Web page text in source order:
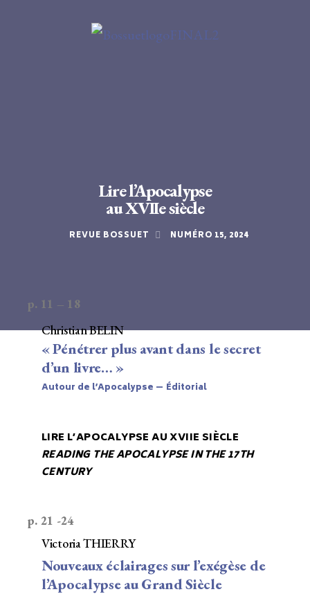
Lire l’Apocalypse
au XVIIe siècle
REVUE BOSSUET NUMÉRO 15, 2024
p. 11 – 18
« Pénétrer plus avant dans le secret
d’un livre… »
Christian BELIN
Autour de l’Apocalypse — Éditorial
LIRE L’APOCALYPSE AU XVIIE SIÈCLE
READING THE APOCALYPSE IN THE 17TH
CENTURY
p. 21 -24
Nouveaux éclairages sur l’exégèse de
l’Apocalypse au Grand Siècle
Victoria THIERRY